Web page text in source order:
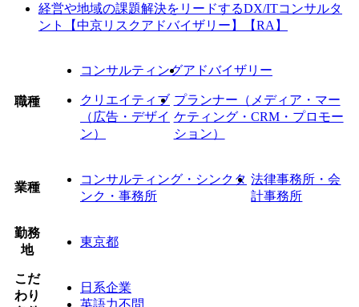
経営や地域の課題解決をリードするDX/ITコンサルタ
ント【中京リスクアドバイザリー】【RA】
職種
コンサルティングアドバイザリー
クリエイティブ
（広告・デザイ
ン）
プランナー（メディア・マー
ケティング・CRM・プロモー
ション）
業種
コンサルティング・シンクタ
ンク・事務所
法律事務所・会
計事務所
勤務
地
東京都
こだ
わり
日系企業